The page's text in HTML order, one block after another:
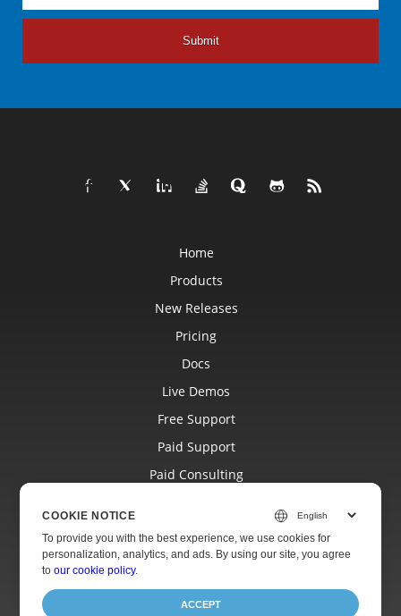
Submit
Home
Products
New Releases
Pricing
Docs
Live Demos
Free Support
Paid Support
Paid Consulting
Websites
About
COOKIE NOTICE
To provide you with the best experience, we use cookies for
personalization, analytics, and ads. By using our site, you agree
toour cookie policy.
ACCEPT